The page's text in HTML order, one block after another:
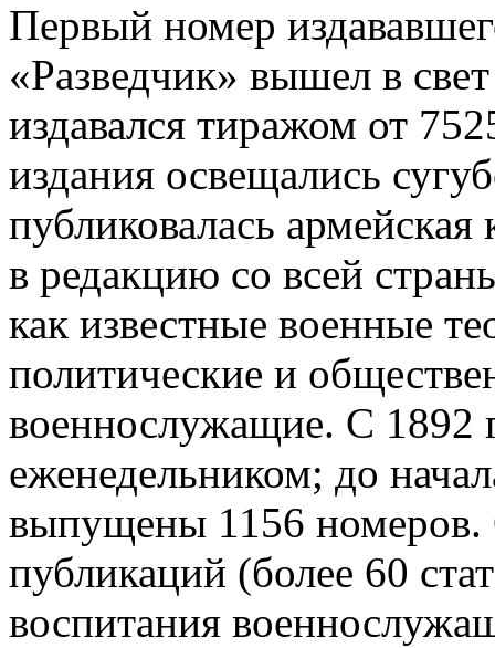
Первый номер
«Разведчик» вышел в
издавался тиражом от
издания освещались
публиковалась
в редакцию со всей
как известные военные
политические и
военнослужащие. С 1892
еженедельником; до
выпущены 1156 номеров.
публикаций (более 60
воспитания